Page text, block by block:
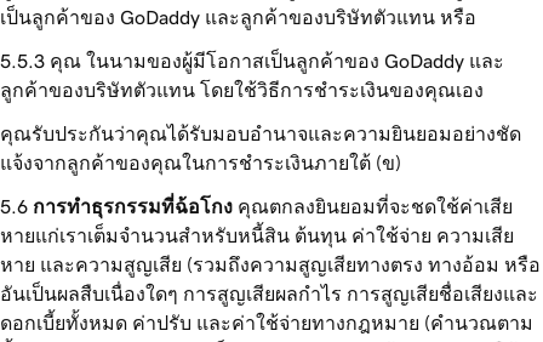
เป็นลูกค้าของ GoDaddy และลูกค้าของบริษัทตัวแทน หรือ
คุณ ในนามของผู้มีโอกาสเป็นลูกค้าของ GoDaddy และ
ลูกค้าของบริษัทตัวแทน โดยใช้วิธีการชำระเงินของคุณเอง
คุณรับประกันว่าคุณได้รับมอบอำนาจและความยินยอมอย่างชัด
แจ้งจากลูกค้าของคุณในการชำระเงินภายใต้ (ข)
การทำธุรกรรมที่ฉ้อโกง คุณตกลงยินยอมที่จะชดใช้ค่าเสีย
หายแก่เราเต็มจำนวนสำหรับหนี้สิน ต้นทุน ค่าใช้จ่าย ความเสีย
หาย และความสูญเสีย (รวมถึงความสูญเสียทางตรง ทางอ้อม หรือ
อันเป็นผลสืบเนื่องใดๆ การสูญเสียผลกำไร การสูญเสียชื่อเสียงและ
ดอกเบี้ยทั้งหมด ค่าปรับ และค่าใช้จ่ายทางกฎหมาย (คำนวณตาม